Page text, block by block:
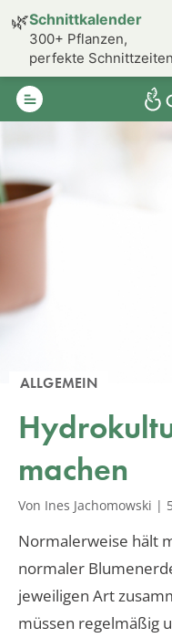
ALLGEMEIN
machen
Von Ines Jachomowski |
Normalerweise hält
normaler
jeweiligen Art
müssen regelmäßig
🌿Schnittkalender
300+ Pflanzen,
perfekte